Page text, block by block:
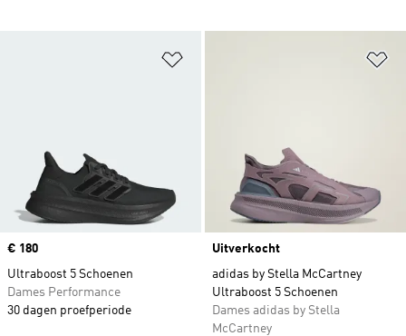
Price
€ 180
Ultraboost 5 Schoenen
Dames Performance
30 dagen proefperiode
Uitverkocht
adidas by Stella McCartney
Ultraboost 5 Schoenen
Dames adidas by Stella
McCartney